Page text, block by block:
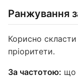
Ранжування
Корисно скласти
пріоритети.
За частотою: що